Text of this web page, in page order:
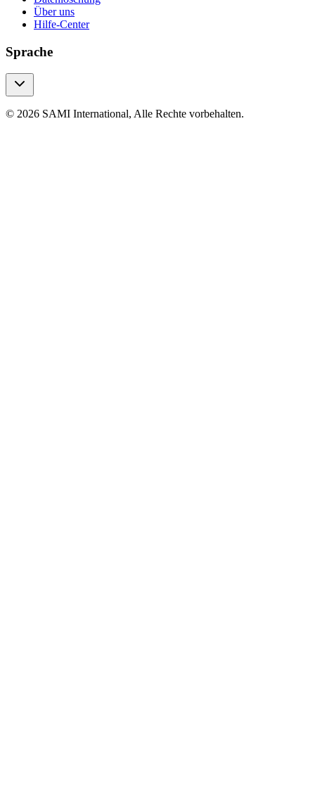
Über uns
Hilfe-Center
Sprache
© 2026 SAMI International, Alle Rechte vorbehalten.